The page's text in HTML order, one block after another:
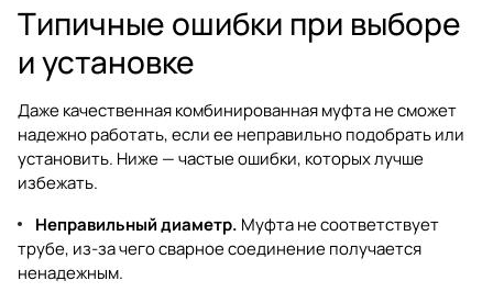
Типичные ошибки при выборе
и установке
Даже качественная комбинированная муфта не сможет
надежно работать, если ее неправильно подобрать или
установить. Ниже — частые ошибки, которых лучше
избежать.
Неправильный диаметр. Муфта не соответствует
трубе, из-за чего сварное соединение получается
ненадежным.